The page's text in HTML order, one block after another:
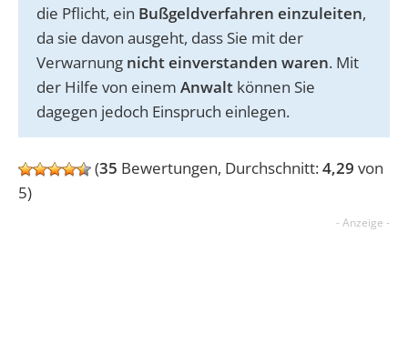
die Pflicht, ein Bußgeldverfahren einzuleiten,
da sie davon ausgeht, dass Sie mit der
Verwarnung nicht einverstanden waren. Mit
der Hilfe von einem Anwalt können Sie
dagegen jedoch Einspruch einlegen.
(35 Bewertungen, Durchschnitt:4,29 von
5)